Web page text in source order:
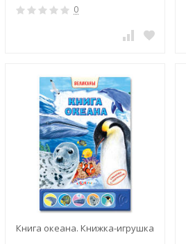
0
Книга океана. Книжка-игрушка